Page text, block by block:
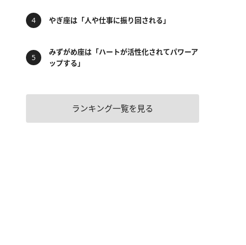
やぎ座は「人や仕事に振り回される」
みずがめ座は「ハートが活性化されてパワーア
ップする」
ランキング一覧を見る